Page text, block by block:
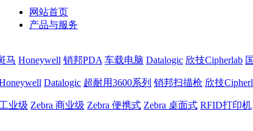
网站首页
产品与服务
马 Honeywell 销邦PDA 车载电脑 Datalogic 欣技Cipherlab
Datalogic 超耐用3600系列 销邦扫描枪 欣技
业级 Zebra 商业级 Zebra 便携式 Zebra 桌面式 RFID打印机